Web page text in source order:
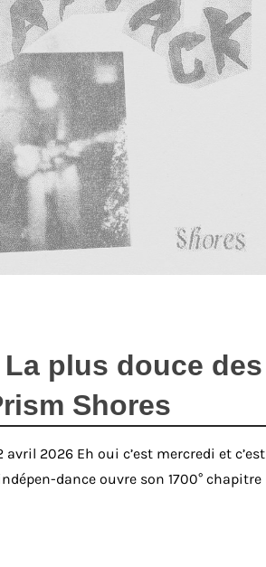
La plus douce des
Shores
avril 2026 Eh oui c’est mercredi et c’est
dance ouvre son 1700° chapitre